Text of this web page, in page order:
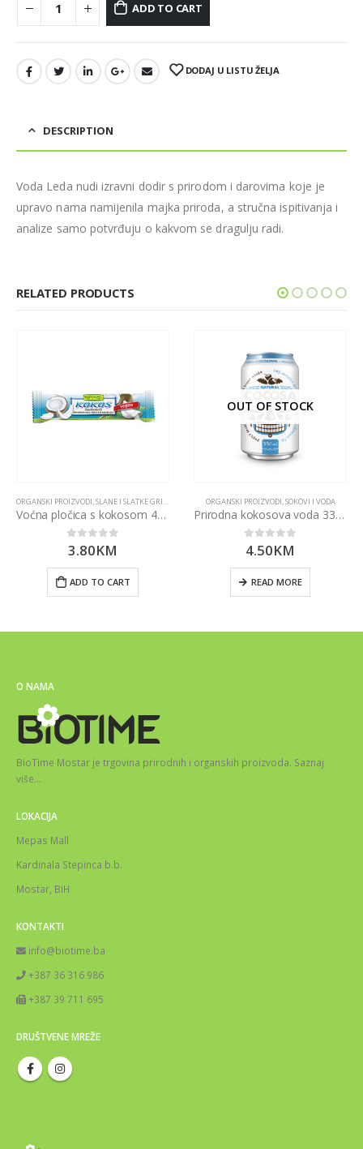
ADD TO CART
DODAJ U LISTU ŽELJA
DESCRIPTION
Voda Leda nudi izravni dodir s prirodom i darovima koje je
upravo nama namijenila majka priroda, a stručna ispitivanja i
analize samo potvrđuju o kakvom se dragulju radi.
RELATED PRODUCTS
ORGANSKI PROIZVODI,SLANE I SLATKE GRICKALICE
Voćna pločica s kokosom 40g
0out of 5
3.80KM
ADD TO CART
OUT OF STOCK
ORGANSKI PROIZVODI,SOKOVI I VODA
Prirodna kokosova voda 330ml
0out of 5
4.50KM
READ MORE
O NAMA
BioTime Mostar je trgovina prirodnih i organskih proizvoda. Saznaj
više…
LOKACIJA
Mepas Mall
Kardinala Stepinca b.b.
Mostar, BiH
KONTAKTI
info@biotime.ba
+387 36 316 986
+387 39 711 695
DRUŠTVENE MREŽE